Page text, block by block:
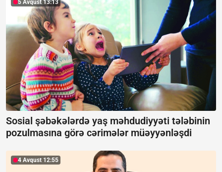
5 Avqust 13:13
Sosial şəbəkələrdə yaş məhdudiyyəti tələbinin
pozulmasına görə cərimələr müəyyənləşdi
4 Avqust 12:55